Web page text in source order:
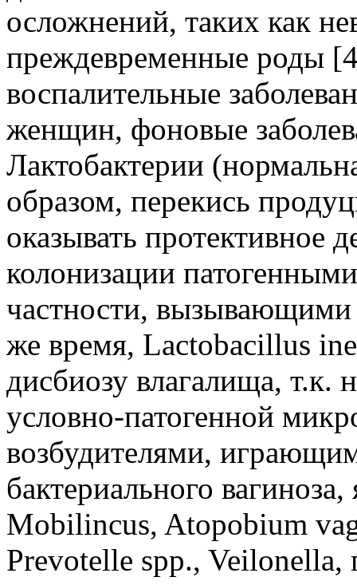
осложнений, таких как
преждевременные роды
воспалительные
женщин, фоновые
Лактобактерии
образом, перекись
оказывать протективное
колонизации
частности, вызывающими
же время, Lactobacillus
дисбиозу влагалища, т.к.
условно-патогенной
возбудителями,
бактериального
Mobilincus, Atopobium
Prevotelle spp., Veilonella,